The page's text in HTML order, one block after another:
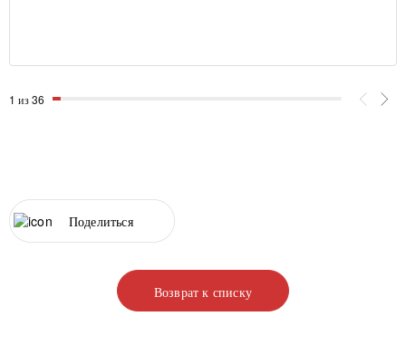
1 из 36
Поделиться
Возврат к списку